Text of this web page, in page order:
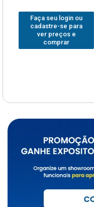
Faça seu login ou
cadastre-se para
ver preços e
comprar